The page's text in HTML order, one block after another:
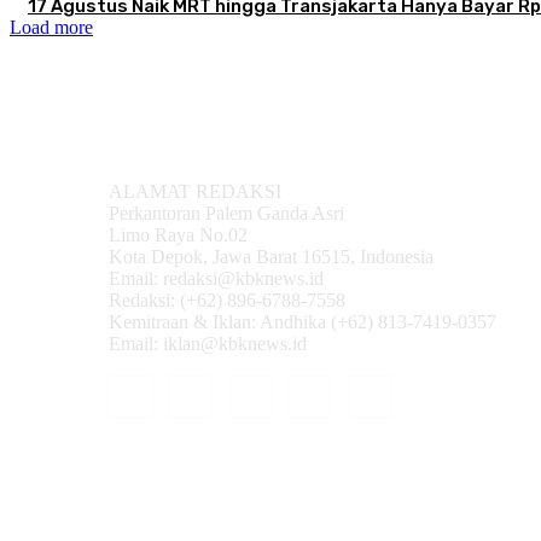
17 Agustus Naik MRT hingga Transjakarta Hanya Bayar
Load more
ALAMAT REDAKSI
Perkantoran Palem Ganda Asri
Limo Raya No.02
Kota Depok, Jawa Barat 16515, Indonesia
Email: redaksi@kbknews.id
Redaksi: (+62) 896-6788-7558
Kemitraan & Iklan: Andhika (+62) 813-7419-0357
Email: iklan@kbknews.id